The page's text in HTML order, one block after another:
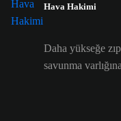
Hava Hakimi
Daha yükseğe
savunma